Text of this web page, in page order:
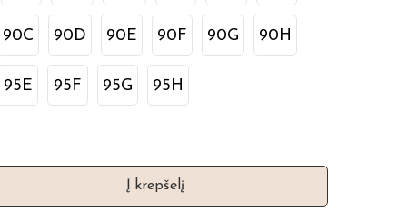
90C 90D 90E 90F 90G 90H
95E 95F 95G 95H
Į krepšelį